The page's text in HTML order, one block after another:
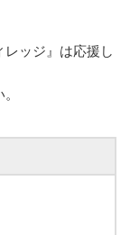
ッジ』は応援し